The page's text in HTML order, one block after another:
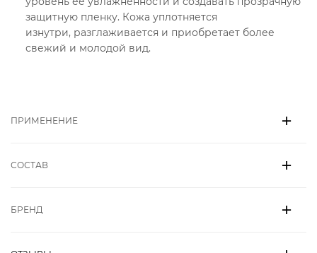
защитную пленку. Кожа уплотняется
изнутри, разглаживается и приобретает более
свежий и молодой вид.
ПРИМЕНЕНИЕ
СОСТАВ
БРЕНД